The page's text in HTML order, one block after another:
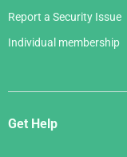
Report a Security Issue
Individual membership
Get Help